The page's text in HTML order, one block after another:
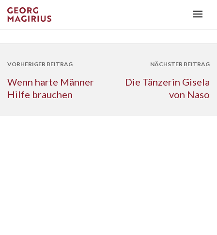
VORHERIGER BEITRAG
Wenn harte Männer
Hilfe brauchen
NÄCHSTER BEITRAG
Die Tänzerin Gisela
von Naso